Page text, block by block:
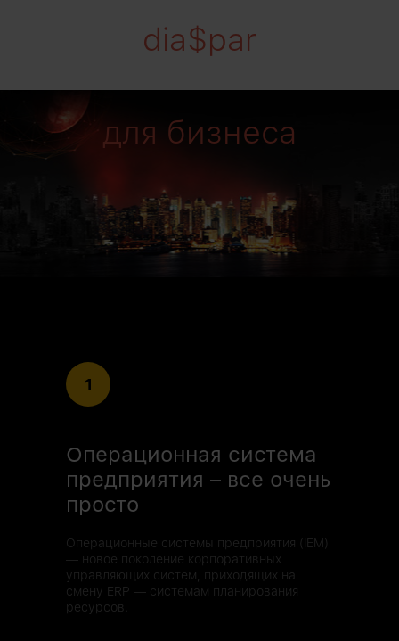
dia$par
для бизнеса
1
Операционная система
предприятия – все очень
просто
Операционные системы предприятия (IEM)
— новое поколение корпоративных
управляющих систем, приходящих на
смену ERP — системам планирования
ресурсов.